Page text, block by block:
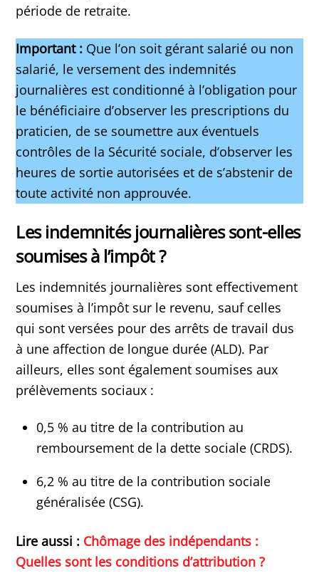
période de retraite.
Important : Que l’on soit gérant salarié ou non
salarié, le versement des indemnités
journalières est conditionné à l’obligation pour
le bénéficiaire d’observer les prescriptions du
praticien, de se soumettre aux éventuels
contrôles de la Sécurité sociale, d’observer les
heures de sortie autorisées et de s’abstenir de
toute activité non approuvée.
Les indemnités journalières sont-elles
soumises à l’impôt ?
Les indemnités journalières sont effectivement
soumises à l’impôt sur le revenu, sauf celles
qui sont versées pour des arrêts de travail dus
à une affection de longue durée (ALD). Par
ailleurs, elles sont également soumises aux
prélèvements sociaux :
0,5 % au titre de la contribution au
remboursement de la dette sociale (CRDS).
6,2 % au titre de la contribution sociale
généralisée (CSG).
Lire aussi : Chômage des indépendants :
Quelles sont les conditions d’attribution ?